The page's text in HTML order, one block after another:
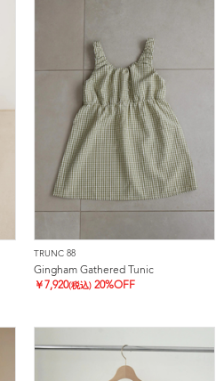
TRUNC 88
Gingham Gathered Tunic
￥ 7,920(税込) 20%OFF